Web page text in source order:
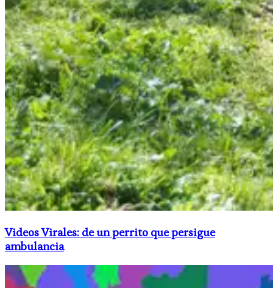
Videos Virales: de un perrito que persigue
ambulancia